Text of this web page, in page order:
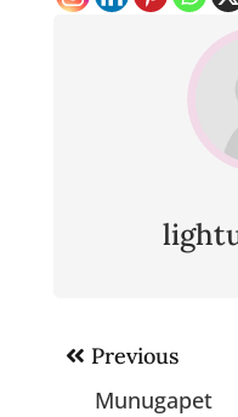
Post
navigation
Previous
Munugapet